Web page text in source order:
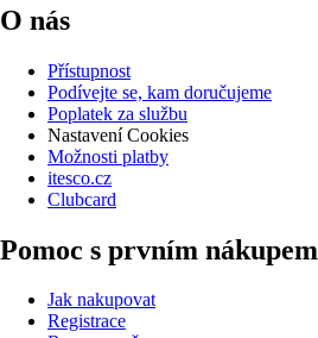
O nás
Přístupnost
Podívejte se, kam doručujeme
Poplatek za službu
Nastavení Cookies
Možnosti platby
itesco.cz
Clubcard
Pomoc s prvním nákupem
Jak nakupovat
Registrace